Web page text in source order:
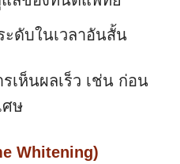
ดับในเวลาอันสั้น
เห็นผลเร็ว เช่น ก่อน
ศษ
Whitening)